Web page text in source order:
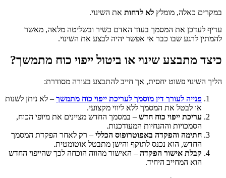
במקרים כאלה, מומלץ לא לדחות את השינוי.
עדיף לעדכן את המסמך בעוד האדם כשיר ובשליטה מלאה, מאשר
להמתין לרגע שבו כבר אי אפשר יהיה לבצע את השינוי.
כיצד מתבצע שינוי או ביטול ייפוי כוח מתמשך?
הליך השינוי פשוט יחסית, אך חייב להתבצע בצורה מסודרת:
פנייה לעורך דין מוסמך לעריכת ייפוי כוח מתמשך – לא ניתן לשנות
או לבטל את המסמך ללא ליווי מקצועי.
עריכת ייפוי כוח חדש – במסמך החדש מציינים את מיופי הכוח,
הסמכויות וההנחיות המעודכנות.
חתימה והפקדה באפוטרופוס הכללי – רק לאחר הפקדת המסמך
החדש, הוא נכנס לתוקף והישן מתבטל אוטומטית.
קבלת אישור הפקדה – האישור מהווה הוכחה לכך שהייפוי החדש
הוא המחייב היחיד.